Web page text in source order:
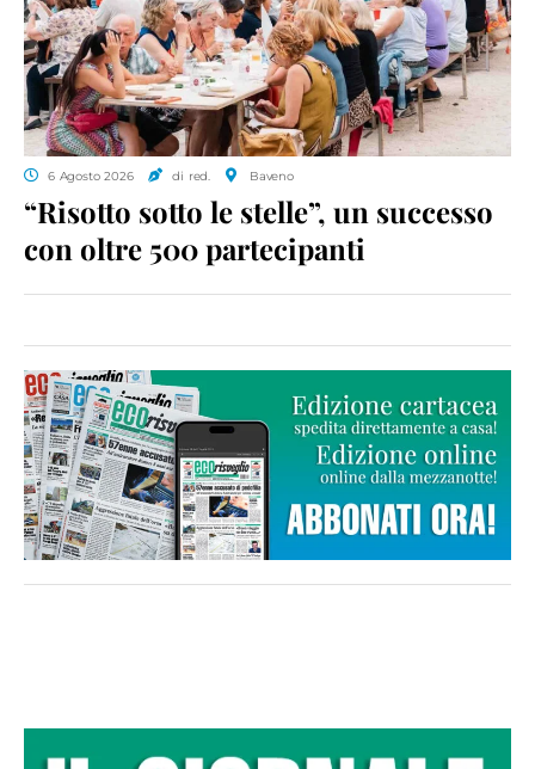
6 Agosto 2026 di red. Baveno
“Risotto sotto le stelle”, un successo
con oltre 500 partecipanti